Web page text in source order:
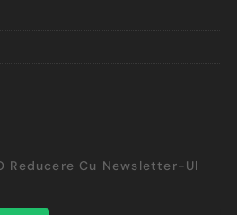
Reducere Cu Newsletter-Ul